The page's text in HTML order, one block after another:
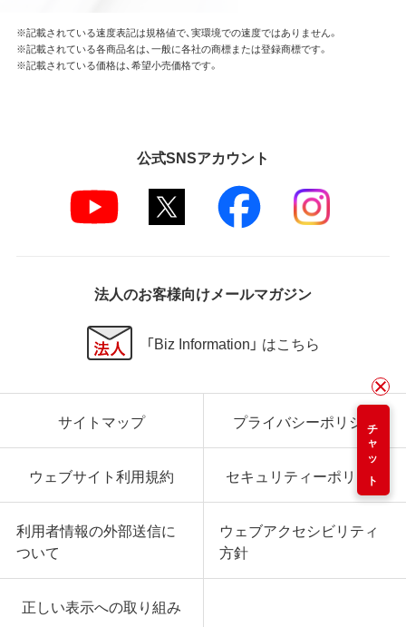
チャット
※記載されている速度表記は規格値で、実環境での速度ではありません。
※記載されている各商品名は、一般に各社の商標または登録商標です。
※記載されている価格は、希望小売価格です。
公式SNSアカウント
法人のお客様向けメールマガジン
「Biz Information」 はこちら
サイトマップ プライバシーポリシー
ウェブサイト利用規約 セキュリティーポリシー
利用者情報の外部送信に
ついて
ウェブアクセシビリティ
方針
正しい表示への取り組み